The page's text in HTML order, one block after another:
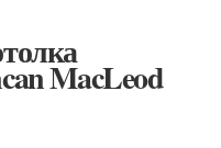
MacLeod